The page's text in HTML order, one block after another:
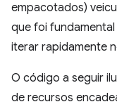
empacotados)
que foi
iterar rapidamente
O código a seguir
de recursos